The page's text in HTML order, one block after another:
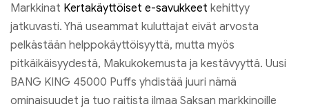
Markkinat Kertakäyttöiset e-savukkeet kehittyy
jatkuvasti. Yhä useammat kuluttajat eivät arvosta
pelkästään helppokäyttöisyyttä, mutta myös
pitkäikäisyydestä, Makukokemusta ja kestävyyttä. Uusi
BANG KING 45000 Puffs yhdistää juuri nämä
ominaisuudet ja tuo raitista ilmaa Saksan markkinoille